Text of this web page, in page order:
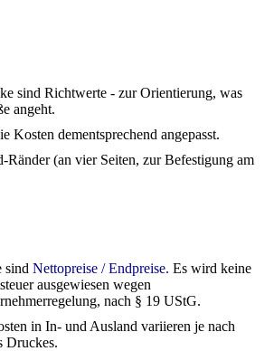
sind Richtwerte - zur Orientierung, was
angeht.
Kosten dementsprechend angepasst.
(an vier Seiten, zur Befestigung am
sind Nettopreise / Endpreise. Es wird keine
ausgewiesen wegen
nach § 19 UStG.
in In- und Ausland variieren je nach
Druckes.